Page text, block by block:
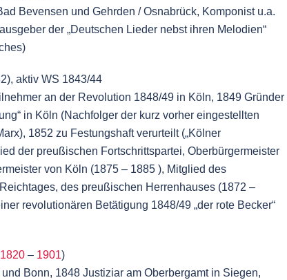
Bevensen und Gehrden / Osnabrück, Komponist u.a.
der „Deutschen Lieder nebst ihren Melodien“
aktiv WS 1843/44
an der Revolution 1848/49 in Köln, 1849 Gründer
in Köln (Nachfolger der kurz vorher eingestellten
1852 zu Festungshaft verurteilt („Kölner
der preußischen Fortschrittspartei, Oberbürgermeister
von Köln (1875 – 1885 ), Mitglied des
des preußischen Herrenhauses (1872 –
revolutionären Betätigung 1848/49 „der rote Becker“
1820 – 1901)
Bonn, 1848 Justiziar am Oberbergamt in Siegen,